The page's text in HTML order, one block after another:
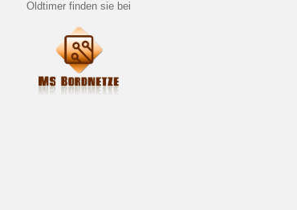
Oldtimer finden sie bei